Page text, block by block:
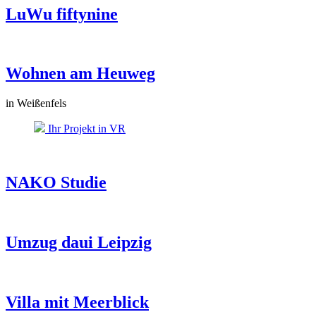
LuWu fiftynine
Wohnen am Heuweg
in Weißenfels
Ihr Projekt in VR
NAKO Studie
Umzug daui Leipzig
Villa mit Meerblick